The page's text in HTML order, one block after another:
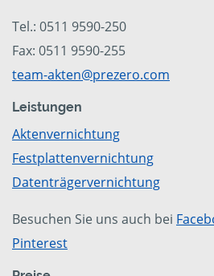
Tel.: 0511 9590-250
Fax: 0511 9590-255
team-akten@prezero.com
Leistungen
Aktenvernichtung
Festplattenvernichtung
Datenträgervernichtung
Besuchen Sie uns auch bei
Pinterest